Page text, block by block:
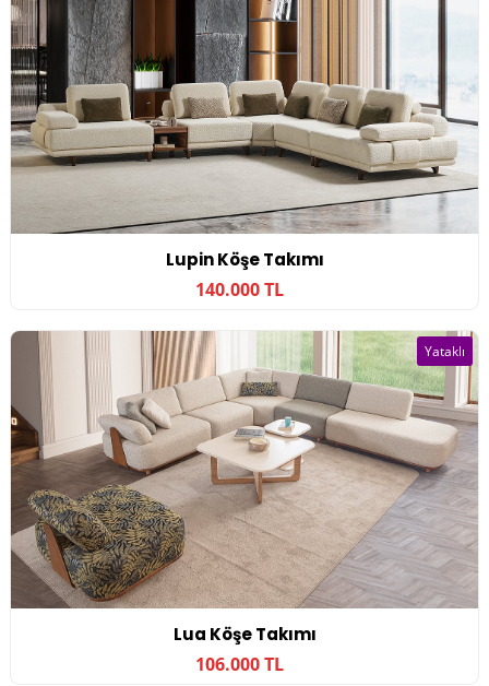
Lupin Köşe Takımı
140.000 TL
Lua Köşe Takımı
106.000 TL
Yataklı